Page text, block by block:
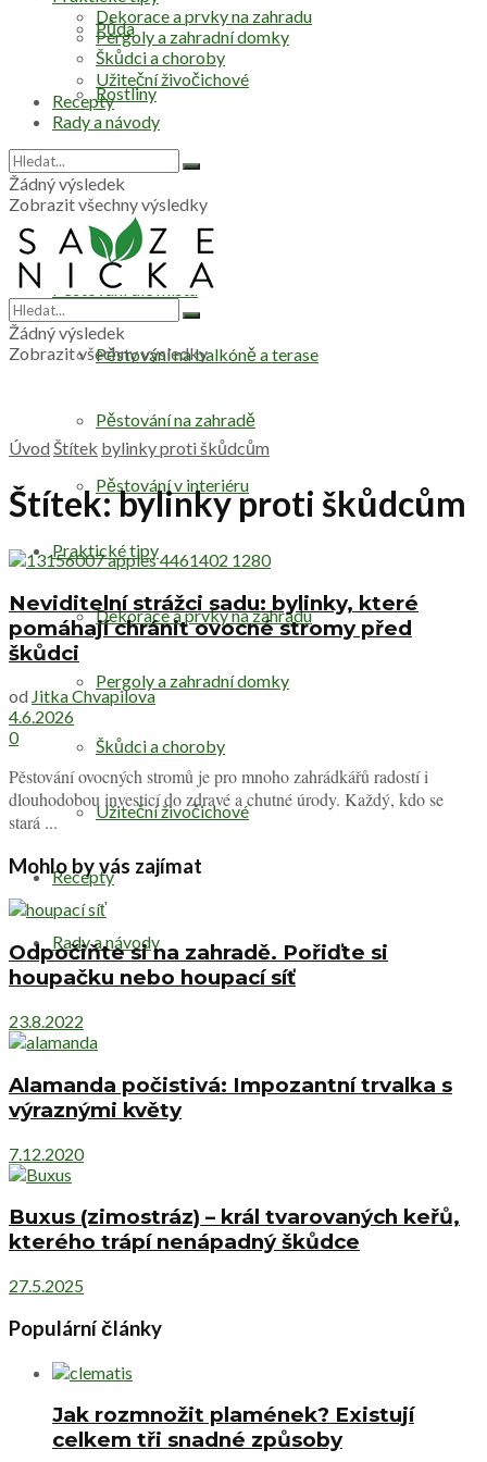
Půda
Rostliny
Zelenina
Pěstování dle místa
Pěstování na balkóně a terase
Pěstování na zahradě
Pěstování v interiéru
Praktické tipy
Dekorace a prvky na zahradu
Pergoly a zahradní domky
Škůdci a choroby
Užiteční živočichové
Recepty
Rady a návody
Dekorace a prvky na zahradu
Pergoly a zahradní domky
Škůdci a choroby
Užiteční živočichové
Recepty
Rady a návody
Žádný výsledek
Zobrazit všechny výsledky
Žádný výsledek
Zobrazit všechny výsledky
Úvod Štítek bylinky proti škůdcům
Štítek:bylinky proti škůdcům
Neviditelní strážci sadu: bylinky, které
pomáhají chránit ovocné stromy před
škůdci
od Jitka Chvapilova
4.6.2026
0
Pěstování ovocných stromů je pro mnoho zahrádkářů radostí i
dlouhodobou investicí do zdravé a chutné úrody. Každý, kdo se
stará ...
Mohlo by vás zajímat
Odpočiňte si na zahradě. Pořiďte si
houpačku nebo houpací síť
23.8.2022
Alamanda počistivá: Impozantní trvalka s
výraznými květy
7.12.2020
Buxus (zimostráz) – král tvarovaných keřů,
kterého trápí nenápadný škůdce
27.5.2025
Populární články
Jak rozmnožit plamének? Existují
celkem tři snadné způsoby